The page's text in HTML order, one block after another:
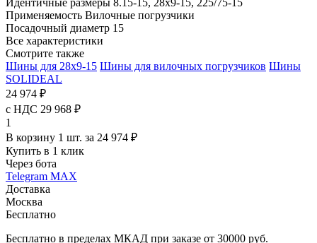
Применяемость Вилочные погрузчики
Посадочный диаметр 15
Все характеристики
Смотрите также
Шины для 28x9-15 Шины для вилочных погрузчиков Шины
SOLIDEAL
24 974 ₽
с НДС 29 968 ₽
1
В корзину 1 шт. за 24 974 ₽
Купить в 1 клик
Через бота
Telegram MAX
Доставка
Москва
Бесплатно
Бесплатно в пределах МКАД при заказе от 30000 руб.